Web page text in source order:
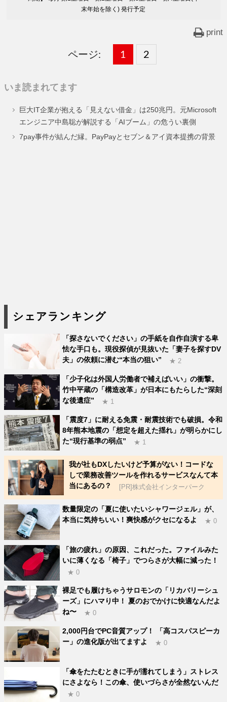
末年始を除く) 発行予定
print
ページ:
固
ー
ジ
1 ,
固
ー
ジ
2
いま読まれてます
巨大IT企業が抱える「見えない借金」は250兆円。元Microsoft
エンジニア中島聡が解説する「AIブーム」の危うい裏側
7pay事件が結んだ縁。PayPayとセブン＆アイ資本提携の背景
シェアランキング
「探さないでください」の手紙を自作自演する卑
怯な手口も。現役探偵が見抜いた「妻子を探すDV
夫」の依頼に潜む“本当の狙い”
★ 2
「少子化は外国人労働者で補えばいい」の衝撃。
竹中平蔵の「構造改革」が日本にもたらした“深刻
な後遺症”
★ 1
「震度7」に耐える免震・耐震技術でも破損。令和
8年熊本地震の「想定を超えた揺れ」が明らかにし
た“現行基準の弱点”
★ 1
我が社もDXしたいけど予算がない！コードな
しで業務改善ツールを作れるサービスなんて本
当にあるの？
[PR]株式会社インターパーク
数量限定の「夏に使いたいシャワージェル」が、
本当に気持ちいい！爽快感がクセになるよ
★ 0
「旅の疲れ」の原因、これだった。ファイルみた
いに薄くなる「椅子」でつらさが大幅に減った！
★ 0
裸足でも履けちゃうサロモンの「リカバリーシュ
ーズ」にハマり中！ 夏のおでかけに快適なんだよ
ね〜
★ 0
2,000円台でPC音質アップ！ 「高コスパスピーカ
ー」の進化版が出てますよ
★ 0
「傘をたたむときに手が濡れてしまう」ストレス
にさよなら！この傘、使いづらさが全然ないんだ
★ 0